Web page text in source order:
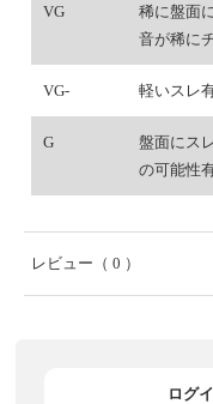
VG
稀に盤面
音が稀に
VG- 軽いスレ
G
盤面にス
の可能性
レビュー （ 0 ）
ログ